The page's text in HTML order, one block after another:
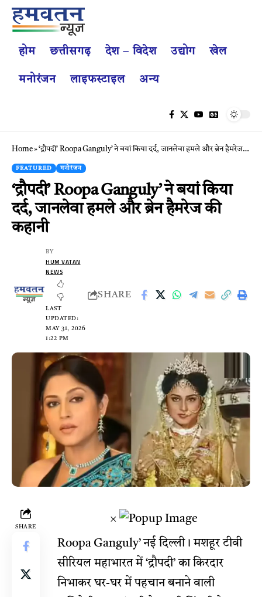
होम छत्तीसगढ़ देश – विदेश उद्योग खेल
मनोरंजन लाइफस्टाइल अन्य
Home»‘द्रौपदी’ Roopa Ganguly’ ने बयां किया दर्द, जानलेवा हमले और ब्रेन हैमरेज की कहानी
FEATURED मनोरंजन
‘द्रौपदी’ Roopa Ganguly’ ने बयां किया
दर्द, जानलेवा हमले और ब्रेन हैमरेज की
कहानी
LAST
UPDATED:
MAY 31, 2026
1:22 PM
BY
HUM VATAN
NEWS
SHARE
SHARE
×
Roopa Ganguly’ नई दिल्ली। मशहूर टीवी
सीरियल महाभारत में ‘द्रौपदी’ का किरदार
निभाकर घर-घर में पहचान बनाने वाली